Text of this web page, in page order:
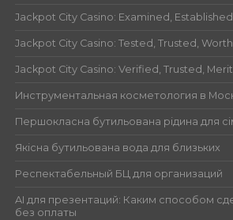
Jackpot City Casino: Examined,
Jackpot City Casino: Tested, Trusted,
Jackpot City Casino: Verified, Trusted,
Инструментальная косметология в
Першокласна бутильована рідина для
Якісна бутильована вода для близьких
Респектабельный БЦ для организаций
AI для презентаций: Каким способом
без оплаты